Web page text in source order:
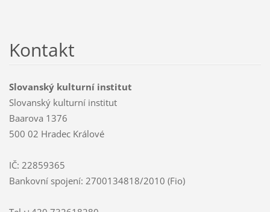
Kontakt
Slovanský kulturní institut
Slovanský kulturní institut
Baarova 1376
500 02 Hradec Králové
IČ: 22859365
Bankovní spojení: 2700134818/2010 (Fio)